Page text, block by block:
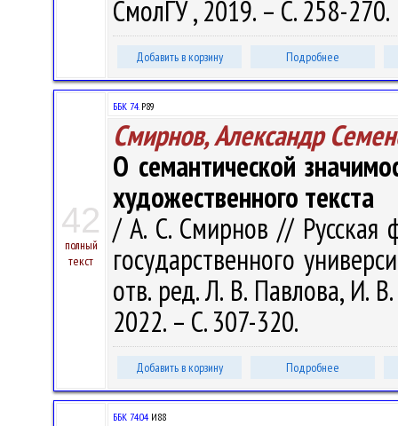
СмолГУ , 2019. – С. 258-270.
Добавить в корзину Подробнее
42
полный
текст
ББК 74.Р89
Смирнов, Александр
О семантической
художественного текста
/ А. С. Смирнов // Русская
государственного
отв. ред. Л. В. Павлова, И.
2022. – С. 307-320.
Добавить в корзину Подробнее
ББК 74.04 И88